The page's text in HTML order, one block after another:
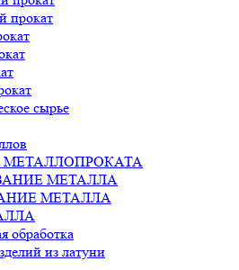
прокат
сырье
МЕТАЛЛОПРОКАТА
МЕТАЛЛА
МЕТАЛЛА
обработка
из латуни